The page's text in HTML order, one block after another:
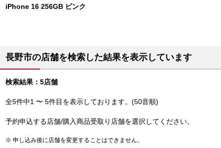
iPhone 16 256GB ピンク
長野市の店舗を検索した結果を表示しています
検索結果：5店舗
全5件中1 〜 5件目を表示しております。(50音順)
予約申込する店舗/購入商品受取り店舗を選択してください。
申し込み後に店舗を変更することはできません。